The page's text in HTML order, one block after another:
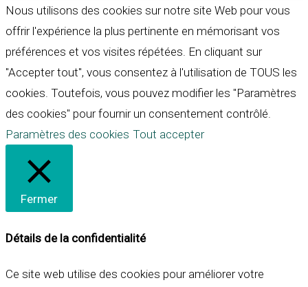
Nous utilisons des cookies sur notre site Web pour vous
offrir l'expérience la plus pertinente en mémorisant vos
préférences et vos visites répétées. En cliquant sur
"Accepter tout", vous consentez à l'utilisation de TOUS les
cookies. Toutefois, vous pouvez modifier les "Paramètres
des cookies" pour fournir un consentement contrôlé.
Paramètres des cookies Tout accepter
Fermer
Détails de la confidentialité
Ce site web utilise des cookies pour améliorer votre